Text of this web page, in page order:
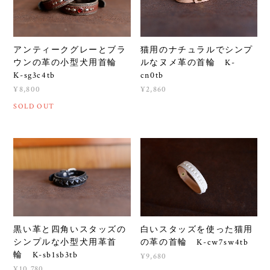
アンティークグレーとブラ
ウンの革の小型犬用首輪
K-sg3c4tb
¥8,800
SOLD OUT
猫用のナチュラルでシンプ
ルなヌメ革の首輪 K-
cn0tb
¥2,860
黒い革と四角いスタッズの
シンプルな小型犬用革首
輪 K-sb1sb3tb
白いスタッズを使った猫用
の革の首輪 K-cw7sw4tb
¥9,680